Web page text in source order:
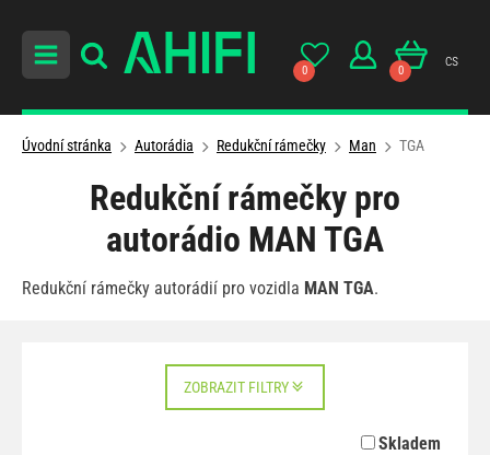
0 0
cs
Úvodní stránka Autorádia Redukční rámečky Man TGA
Redukční rámečky pro
autorádio MAN TGA
Redukční rámečky autorádií pro vozidla MAN TGA.
ZOBRAZIT FILTRY
Skladem